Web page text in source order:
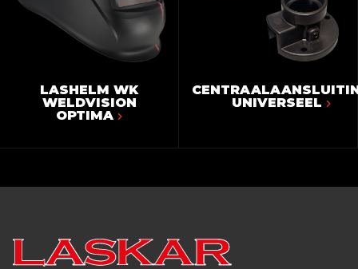
LASHELM WK
WELDVISION
OPTIMA
UNIVERSEEL